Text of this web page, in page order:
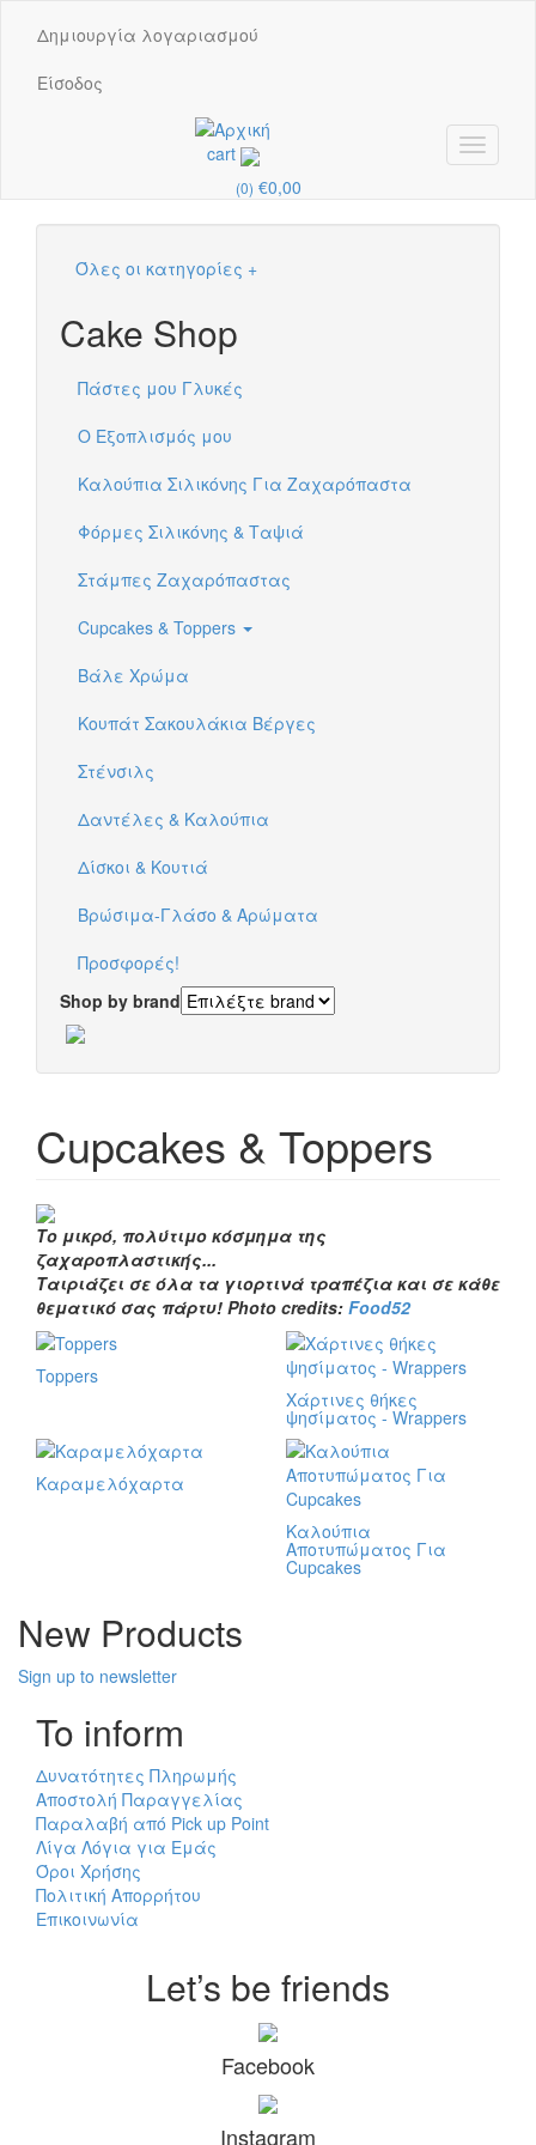
Δημιουργία λογαριασμού
Είσοδος
Toggle
cart
(0) €0,00
Όλες οι κατηγορίες +
Cake Shop
Πάστες μου Γλυκές
Ο Εξοπλισμός μου
Καλούπια Σιλικόνης Για Ζαχαρόπαστα
Φόρμες Σιλικόνης & Ταψιά
Στάμπες Ζαχαρόπαστας
Cupcakes & Toppers
Βάλε Χρώμα
Κουπάτ Σακουλάκια Βέργες
Στένσιλς
Δαντέλες & Καλούπια
Δίσκοι & Κουτιά
Βρώσιμα-Γλάσο & Αρώματα
Προσφορές!
Shop by brand
Cupcakes & Toppers
Το μικρό, πολύτιμο κόσμημα της
ζαχαροπλαστικής...
Ταιριάζει σε όλα τα γιορτινά τραπέζια και σε κάθε
θεματικό σας πάρτυ! Photo credits: Food52
Toppers
Χάρτινες θήκες
ψησίματος - Wrappers
Καραμελόχαρτα
Καλούπια
Αποτυπώματος Για
Cupcakes
New Products
Sign up to newsletter
To inform
Δυνατότητες Πληρωμής
Αποστολή Παραγγελίας
Παραλαβή από Pick up Point
Λίγα Λόγια για Εμάς
Όροι Χρήσης
Πολιτική Απορρήτου
Επικοινωνία
Let’s be friends
Facebook
Instagram